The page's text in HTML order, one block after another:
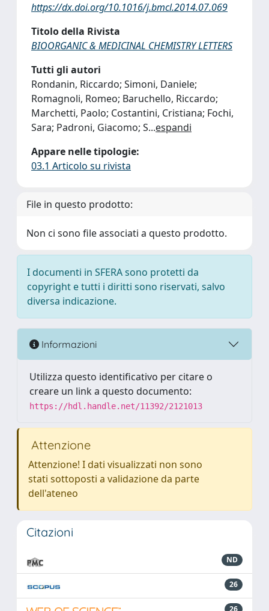
https://dx.doi.org/10.1016/j.bmcl.2014.07.069
Titolo della Rivista
BIOORGANIC & MEDICINAL CHEMISTRY LETTERS
Tutti gli autori
Rondanin, Riccardo; Simoni, Daniele;
Romagnoli, Romeo; Baruchello, Riccardo;
Marchetti, Paolo; Costantini, Cristiana; Fochi,
Sara; Padroni, Giacomo; S...espandi
Appare nelle tipologie:
03.1 Articolo su rivista
File in questo prodotto:
Non ci sono file associati a questo prodotto.
I documenti in SFERA sono protetti da
copyright e tutti i diritti sono riservati, salvo
diversa indicazione.
Informazioni
Utilizza questo identificativo per citare o
creare un link a questo documento:
https://hdl.handle.net/11392/2121013
Attenzione
Attenzione! I dati visualizzati non sono
stati sottoposti a validazione da parte
dell'ateneo
Citazioni
ND
26